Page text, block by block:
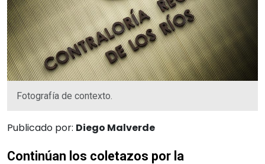
Fotografía de contexto.
Publicado por: Diego Malverde
Continúan los coletazos por la